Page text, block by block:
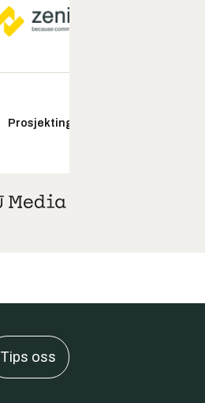
Prosjektingeniør
Tips oss